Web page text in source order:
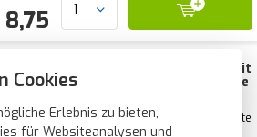
Cookies
Erlebnis zu bieten,
für Websiteanalysen und
8,75
Jaeger Schuko-Steckdose Safety+ mit
Steplight Balance
Steckdose mit Schutzkontakt, Safety+
Berührungsschutz), LED-Orientierungsleuchte
und Befestigungskrallen, Balance SI, weiß